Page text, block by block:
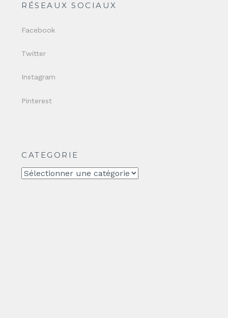
RÉSEAUX SOCIAUX
Facebook
Twitter
Instagram
Pinterest
CATEGORIE
CATEGORIE